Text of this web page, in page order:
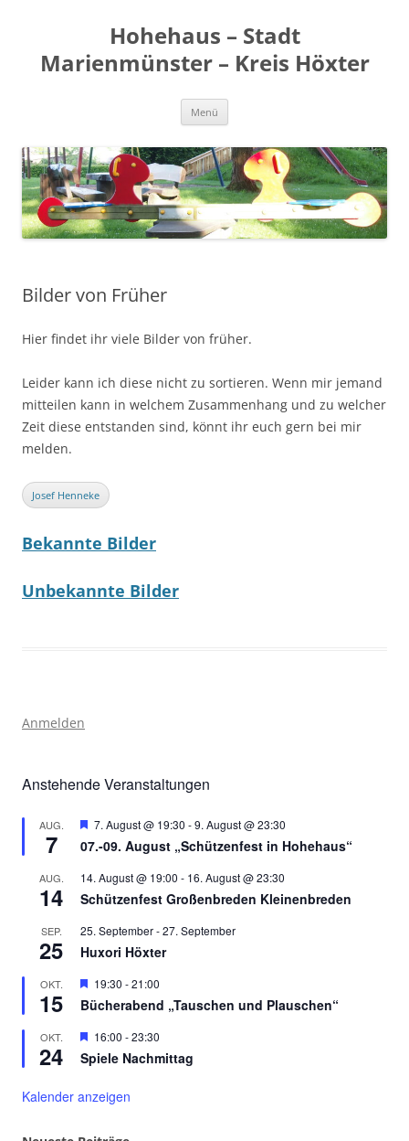
Hohehaus – Stadt
Marienmünster – Kreis Höxter
Menü
Bilder von Früher
Hier findet ihr viele Bilder von früher.
Leider kann ich diese nicht zu sortieren. Wenn mir jemand
mitteilen kann in welchem Zusammenhang und zu welcher
Zeit diese entstanden sind, könnt ihr euch gern bei mir
melden.
Josef Henneke
Bekannte Bilder
Unbekannte Bilder
Anmelden
Anstehende Veranstaltungen
AUG.
7
Hervorgehoben
7. August @ 19:30 -9. August @ 23:30
07.-09. August „Schützenfest in Hohehaus“
AUG.
14
14. August @ 19:00 - 16. August @ 23:30
Schützenfest Großenbreden Kleinenbreden
SEP.
25
25. September-27. September
Huxori Höxter
OKT.
15
Hervorgehoben
19:30 -21:00
Bücherabend „Tauschen und Plauschen“
OKT.
24
Hervorgehoben
16:00 -23:30
Spiele Nachmittag
Kalender anzeigen